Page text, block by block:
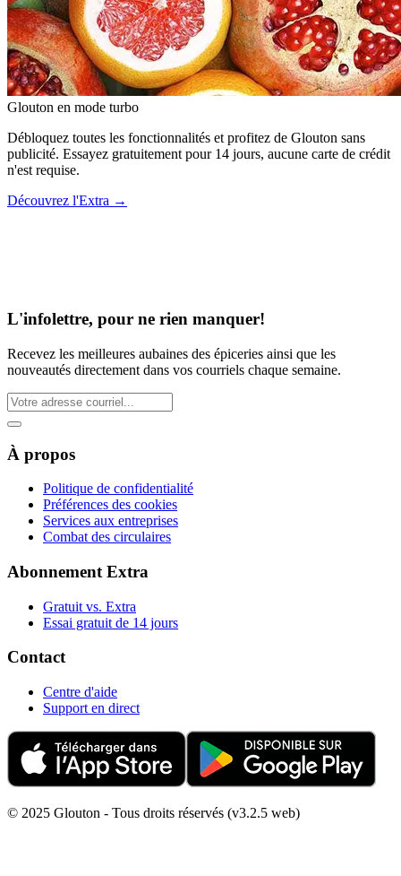
Glouton en mode turbo
Débloquez toutes les fonctionnalités et profitez de Glouton sans
publicité. Essayez gratuitement pour 14 jours, aucune carte de crédit
n'est requise.
Découvrez l'Extra →
L'infolettre, pour ne rien manquer!
Recevez les meilleures aubaines des épiceries ainsi que les
nouveautés directement dans vos courriels chaque semaine.
À propos
Politique de confidentialité
Préférences des cookies
Services aux entreprises
Combat des circulaires
Abonnement Extra
Gratuit vs. Extra
Essai gratuit de 14 jours
Contact
Centre d'aide
Support en direct
© 2025 Glouton - Tous droits réservés (v3.2.5 web)